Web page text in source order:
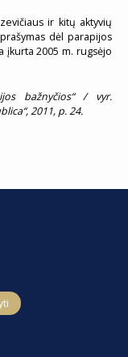
ir kitų aktyvių
dėl parapijos
įkurta 2005 m. rugsėjo
bažnyčios“ / vyr.
2011, p. 24.